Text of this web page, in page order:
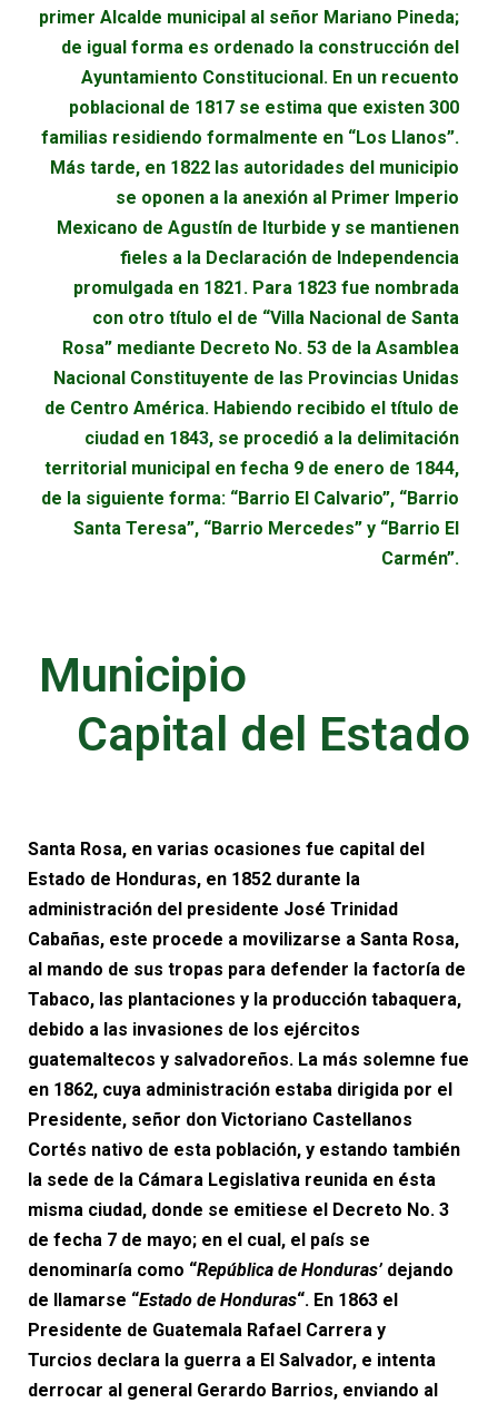
primer Alcalde municipal al señor Mariano Pineda;
de igual forma es ordenado la construcción del
Ayuntamiento Constitucional. En un recuento
poblacional de 1817 se estima que existen 300
familias residiendo formalmente en “Los Llanos”.
Más tarde, en 1822 las autoridades del municipio
se oponen a la anexión al Primer Imperio
Mexicano de Agustín de Iturbide y se mantienen
fieles a la Declaración de Independencia
promulgada en 1821. Para 1823 fue nombrada
con otro título el de “Villa Nacional de Santa
Rosa” mediante Decreto No. 53 de la Asamblea
Nacional Constituyente de las Provincias Unidas
de Centro América. Habiendo recibido el título de
ciudad en 1843, se procedió a la delimitación
territorial municipal en fecha 9 de enero de 1844,
de la siguiente forma: “Barrio El Calvario”, “Barrio
Santa Teresa”, “Barrio Mercedes” y “Barrio El
Carmén”.
Municipio
Capital del Estado
Santa Rosa, en varias ocasiones fue capital del
Estado de Honduras, en 1852 durante la
administración del presidente José Trinidad
Cabañas, este procede a movilizarse a Santa Rosa,
al mando de sus tropas para defender la factoría de
Tabaco, las plantaciones y la producción tabaquera,
debido a las invasiones de los ejércitos
guatemaltecos y salvadoreños. La más solemne fue
en 1862, cuya administración estaba dirigida por el
Presidente, señor don Victoriano Castellanos
Cortés nativo de esta población, y estando también
la sede de la Cámara Legislativa reunida en ésta
misma ciudad, donde se emitiese el Decreto No. 3
de fecha 7 de mayo; en el cual, el país se
denominaría como “República de Honduras’ dejando
de llamarse “Estado de Honduras“. En 1863 el
Presidente de Guatemala Rafael Carrera y
Turcios declara la guerra a El Salvador, e intenta
derrocar al general Gerardo Barrios, enviando al